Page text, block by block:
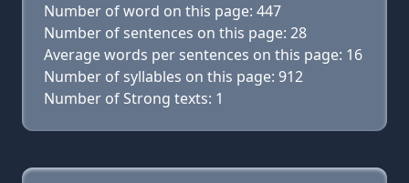
Number of word on this page: 447
Number of sentences on this page: 28
Average words per sentences on this page: 16
Number of syllables on this page: 912
Number of Strong texts: 1